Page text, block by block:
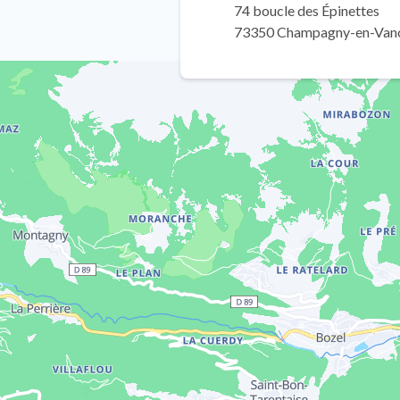
74 boucle des Épinettes
73350 Champagny-en-